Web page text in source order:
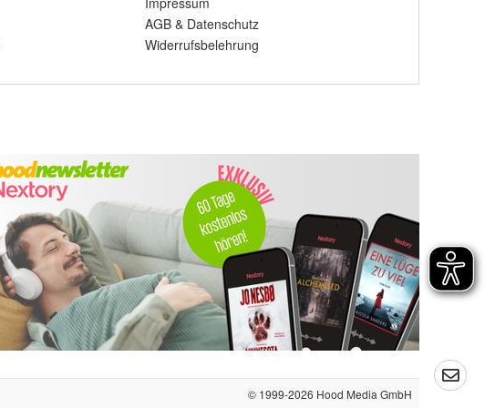
AGB & Datenschutz
Widerrufsbelehrung
© 1999-2026 Hood Media GmbH